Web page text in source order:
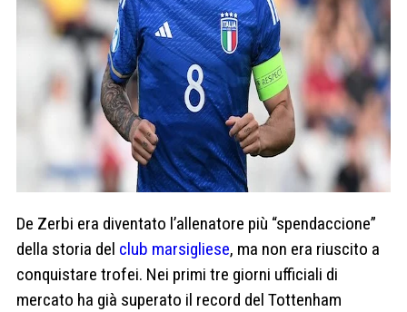
De Zerbi era diventato l’allenatore più “spendaccione”
della storia del club marsigliese, ma non era riuscito a
conquistare trofei. Nei primi tre giorni ufficiali di
mercato ha già superato il record del Tottenham